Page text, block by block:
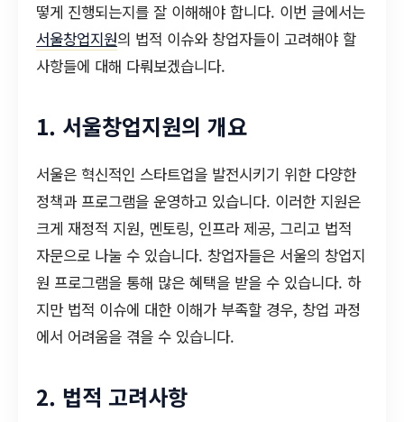
떻게 진행되는지를 잘 이해해야 합니다. 이번 글에서는
서울창업지원의 법적 이슈와 창업자들이 고려해야 할
사항들에 대해 다뤄보겠습니다.
1. 서울창업지원의 개요
서울은 혁신적인 스타트업을 발전시키기 위한 다양한
정책과 프로그램을 운영하고 있습니다. 이러한 지원은
크게 재정적 지원, 멘토링, 인프라 제공, 그리고 법적
자문으로 나눌 수 있습니다. 창업자들은 서울의 창업지
원 프로그램을 통해 많은 혜택을 받을 수 있습니다. 하
지만 법적 이슈에 대한 이해가 부족할 경우, 창업 과정
에서 어려움을 겪을 수 있습니다.
2. 법적 고려사항